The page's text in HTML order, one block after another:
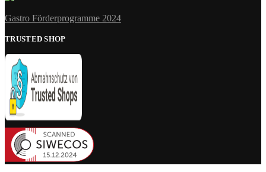
Gastro Förderprogramme 2024
TRUSTED SHOP